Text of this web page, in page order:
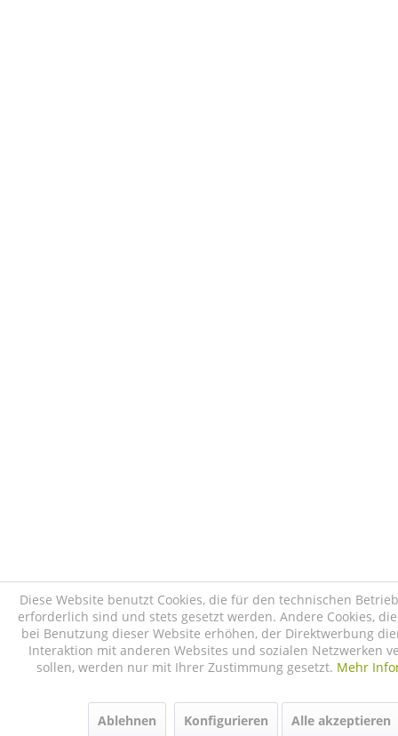
Diese Website benutzt Cookies, die für den technischen
erforderlich sind und stets gesetzt werden. Andere Cookies,
bei Benutzung dieser Website erhöhen, der Direktwerbung
Interaktion mit anderen Websites und sozialen Netzwerken
sollen, werden nur mit Ihrer Zustimmung gesetzt. Mehr
Ablehnen Konfigurieren Alle akzeptieren